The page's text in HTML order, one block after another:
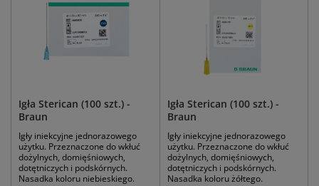
Igła Sterican (100 szt.) -
Braun
Igły iniekcyjne jednorazowego
użytku. Przeznaczone do wkłuć
dożylnych, domięśniowych,
dotętniczych i podskórnych.
Nasadka koloru niebieskiego.
Igła Sterican (100 szt.) -
Braun
Igły iniekcyjne jednorazowego
użytku. Przeznaczone do wkłuć
dożylnych, domięśniowych,
dotętniczych i podskórnych.
Nasadka koloru żółtego.